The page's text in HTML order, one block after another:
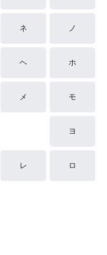
ネ ノ
ヘ ホ
メ モ
ヨ
レ ロ